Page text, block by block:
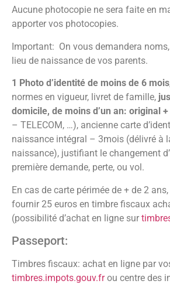
Aucune photocopie ne sera faite en
apporter vos photocopies.
Important: On vous demandera
lieu de naissance de vos parents.
1 Photo d’identité de moins de 6 mois
normes en vigueur, livret de famille,
domicile, de moins d’un an: original
– TELECOM, …), ancienne carte
naissance intégral – 3mois (délivré à
naissance), justifiant le changement
première demande, perte, ou vol.
En cas de carte périmée de + de 2
fournir 25 euros en timbre fiscaux
(possibilité d’achat en ligne sur
Passeport:
Timbres fiscaux: achat en ligne par
timbres.impots.gouv.frou centre des